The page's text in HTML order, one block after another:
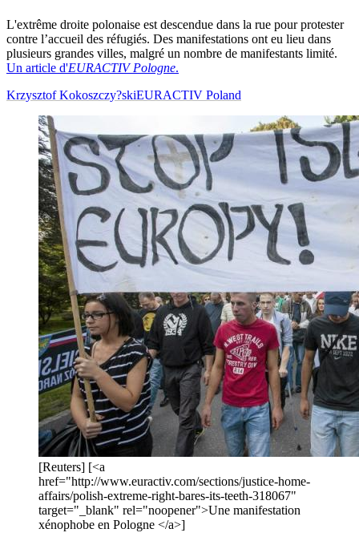
L'extrême droite polonaise est descendue dans la rue pour protester
contre l’accueil des réfugiés. Des manifestations ont eu lieu dans
plusieurs grandes villes, malgré un nombre de manifestants limité.
Un article d'EURACTIV Pologne.
Krzysztof Kokoszczy?skiEURACTIV Poland
[Reuters] [<a
href="http://www.euractiv.com/sections/justice-home-
affairs/polish-extreme-right-bares-its-teeth-318067"
target="_blank" rel="noopener">Une manifestation
xénophobe en Pologne </a>]